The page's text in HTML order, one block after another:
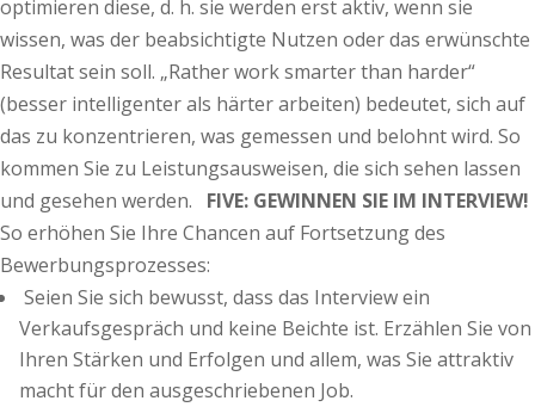
optimieren diese, d. h. sie werden erst aktiv, wenn sie
wissen, was der beabsichtigte Nutzen oder das erwünschte
Resultat sein soll. „Rather work smarter than harder“
(besser intelligenter als härter arbeiten) bedeutet, sich auf
das zu konzentrieren, was gemessen und belohnt wird. So
kommen Sie zu Leistungsausweisen, die sich sehen lassen
und gesehen werden. FIVE: GEWINNEN SIE IM INTERVIEW!
So erhöhen Sie Ihre Chancen auf Fortsetzung des
Bewerbungsprozesses:
Seien Sie sich bewusst, dass das Interview ein
Verkaufsgespräch und keine Beichte ist. Erzählen Sie von
Ihren Stärken und Erfolgen und allem, was Sie attraktiv
macht für den ausgeschriebenen Job.